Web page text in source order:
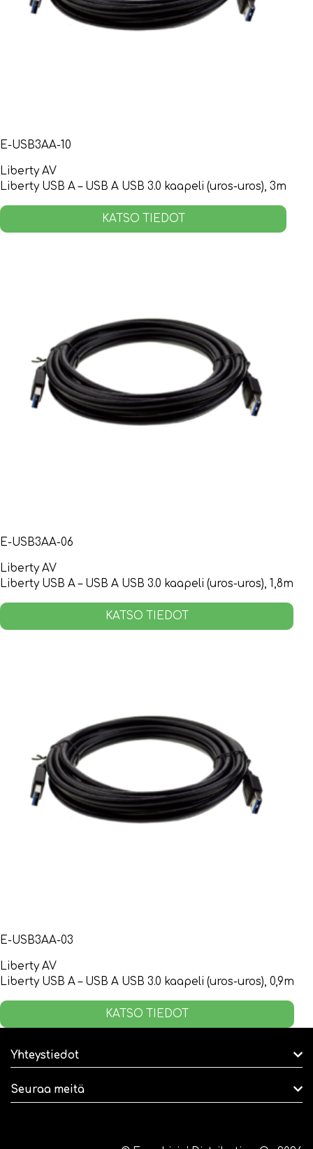
E-USB3AA-10
Liberty AV
Liberty USB A – USB A USB 3.0 kaapeli (uros-uros), 3m
KATSO TIEDOT
E-USB3AA-06
Liberty AV
Liberty USB A – USB A USB 3.0 kaapeli (uros-uros), 1,8m
KATSO TIEDOT
E-USB3AA-03
Liberty AV
Liberty USB A – USB A USB 3.0 kaapeli (uros-uros), 0,9m
KATSO TIEDOT
Yhteystiedot
Seuraa meitä